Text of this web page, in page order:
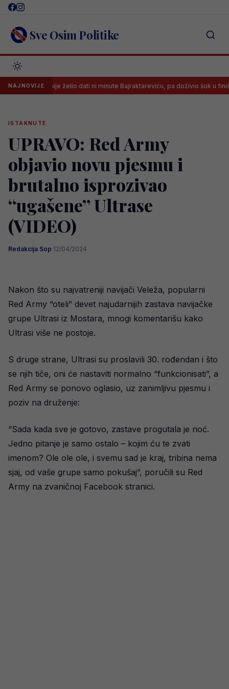
Skip
content Sve Osim Politike
NAJNOVIJE
nije želio dati ni minute Bajraktareviću, pa doživio šok u finišu utakmice
ISTAKNUTE
UPRAVO: Red Army
objavio novu pjesmu i
brutalno isprozivao
“ugašene” Ultrase
(VIDEO)
Redakcija Sop·12/04/2024
Nakon što su najvatreniji navijači Veleža, popularni
Red Army “oteli” devet najudarnijih zastava navijačke
grupe Ultrasi iz Mostara, mnogi komentarišu kako
Ultrasi više ne postoje.
S druge strane, Ultrasi su proslavili 30. rođendan i što
se njih tiče, oni će nastaviti normalno “funkcionisati”, a
Red Army se ponovo oglasio, uz zanimljivu pjesmu i
poziv na druženje:
“Sada kada sve je gotovo, zastave progutala je noć.
Jedno pitanje je samo ostalo – kojim ću te zvati
imenom? Ole ole ole, i svemu sad je kraj, tribina nema
sjaj, od vaše grupe samo pokušaj”, poručili su Red
Army na zvaničnoj Facebook stranici.